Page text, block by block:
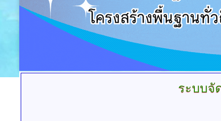
ระบบจั